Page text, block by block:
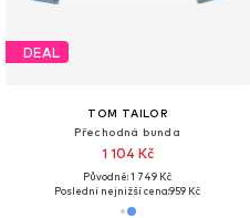
DEAL
TOM TAILOR
Přechodná bunda
1 104 Kč
Původně: 1 749 Kč
Poslední nejnižší cena:959 Kč